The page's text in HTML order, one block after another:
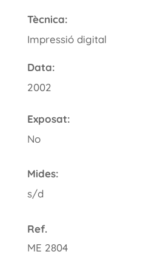
Tècnica:
Impressió digital
Data:
2002
Exposat:
No
Mides:
s/d
Ref.
ME 2804